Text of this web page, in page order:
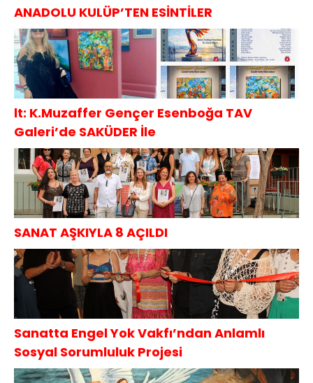
ANADOLU KULÜP’TEN ESİNTİLER
lt: K.Muzaffer Gençer Esenboğa TAV
Galeri’de SAKÜDER İle
SANAT AŞKIYLA 8 AÇILDI
Sanatta Engel Yok Vakfı’ndan Anlamlı
Sosyal Sorumluluk Projesi